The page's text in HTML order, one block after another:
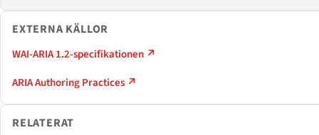
EXTERNA KÄLLOR
WAI-ARIA 1.2-specifikationen ↗
ARIA Authoring Practices ↗
RELATERAT